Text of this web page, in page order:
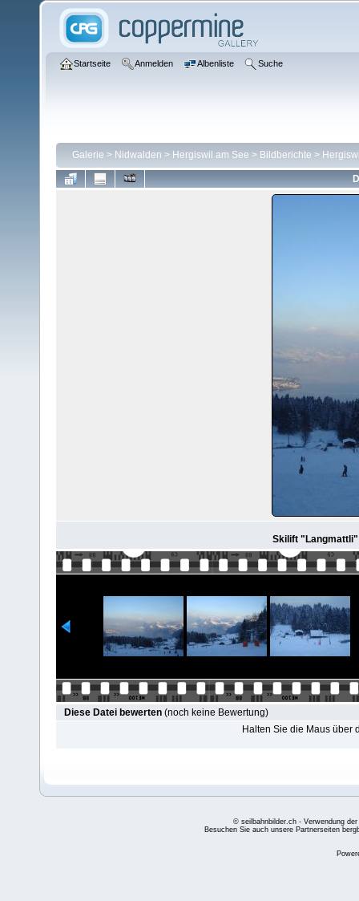
Startseite Anmelden Albenliste Suche
Galerie > Nidwalden > Hergiswil am See > Bildberichte >
Skilift
Diese Datei bewerten (noch keine Bewertung)
Halten Sie die Maus über
© seilbahnbilder.ch - Verwendung
Besuchen Sie auch unsere Partnerseiten